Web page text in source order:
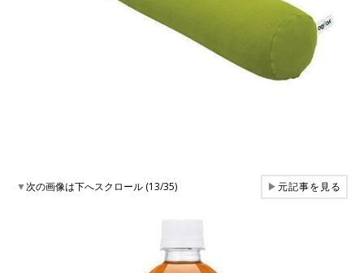
▼次の画像は下へスクロール (13/35) ▶元記事を見る